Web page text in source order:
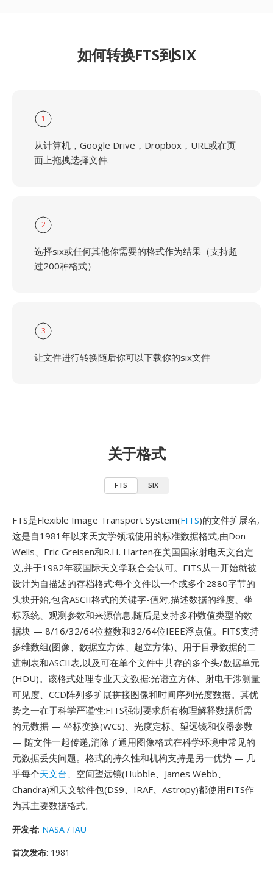
如何转换FTS到SIX
1
从计算机，Google Drive，Dropbox，URL或在页
面上拖拽选择文件.
2
选择six或任何其他你需要的格式作为结果（支持超
过200种格式）
3
让文件进行转换随后你可以下载你的six文件
关于格式
FTS SIX
FTS是Flexible Image Transport System(FITS)的文件扩展名,
这是自1981年以来天文学领域使用的标准数据格式,由Don
Wells、Eric Greisen和R.H. Harten在美国国家射电天文台定
义,并于1982年获国际天文学联合会认可。FITS从一开始就被
设计为自描述的存档格式:每个文件以一个或多个2880字节的
头块开始,包含ASCII格式的关键字-值对,描述数据的维度、坐
标系统、观测参数和来源信息,随后是支持多种数值类型的数
据块 — 8/16/32/64位整数和32/64位IEEE浮点值。FITS支持
多维数组(图像、数据立方体、超立方体)、用于目录数据的二
进制表和ASCII表,以及可在单个文件中共存的多个头/数据单元
(HDU)。该格式处理专业天文数据:光谱立方体、射电干涉测量
可见度、CCD阵列多扩展拼接图像和时间序列光度数据。其优
势之一在于科学严谨性:FITS强制要求所有物理解释数据所需
的元数据 — 坐标变换(WCS)、光度定标、望远镜和仪器参数
— 随文件一起传递,消除了通用图像格式在科学环境中常见的
元数据丢失问题。格式的持久性和机构支持是另一优势 — 几
乎每个天文台、空间望远镜(Hubble、James Webb、
Chandra)和天文软件包(DS9、IRAF、Astropy)都使用FITS作
为其主要数据格式。
开发者: NASA / IAU
首次发布: 1981